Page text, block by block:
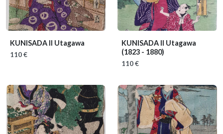
KUNISADA II Utagawa
110 €
KUNISADA II Utagawa
(1823 - 1880)
110 €